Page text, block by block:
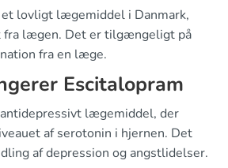
et lovligt lægemiddel i Danmark,
fra lægen. Det er tilgængeligt på
fra en læge.
Escitalopram
lægemiddel, der
af serotonin i hjernen. Det
af depression og angstlidelser.